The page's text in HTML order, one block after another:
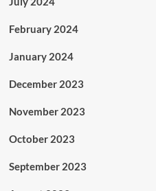
February 2024
January 2024
December 2023
November 2023
October 2023
September 2023